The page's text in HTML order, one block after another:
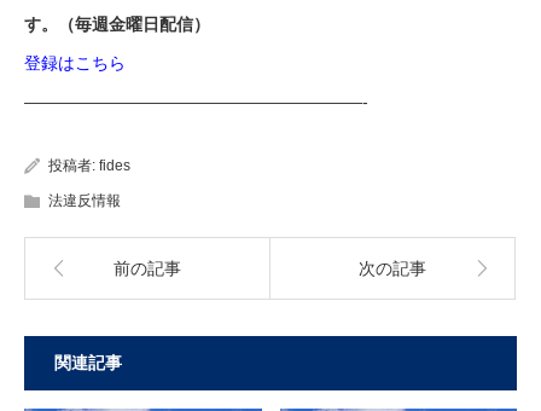
す。（毎週金曜日配信）
登録はこちら
————————————————————-
投稿者: fides
法違反情報
前の記事 次の記事
関連記事